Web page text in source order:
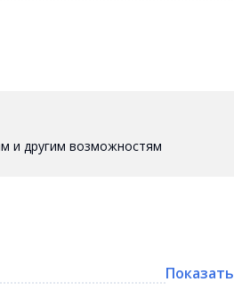
и другим возможностям
Показать